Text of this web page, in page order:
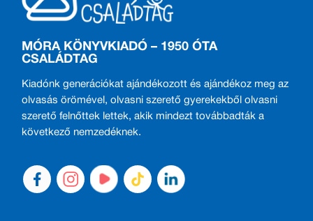
MÓRA KÖNYVKIADÓ – 1950 ÓTA
CSALÁDTAG
Kiadónk generációkat ajándékozott és ajándékoz meg az
olvasás örömével, olvasni szerető gyerekekből olvasni
szerető felnőttek lettek, akik mindezt továbbadták a
következő nemzedéknek.